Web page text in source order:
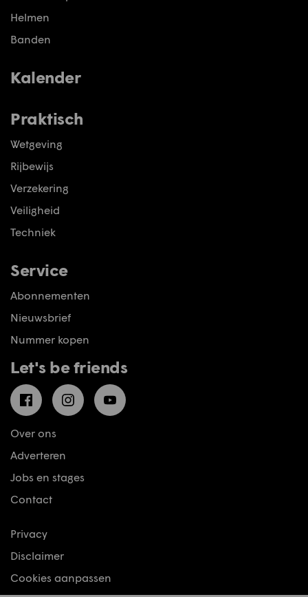
Helmen
Banden
Kalender
Praktisch
Wetgeving
Rijbewijs
Verzekering
Veiligheid
Techniek
Service
Abonnementen
Nieuwsbrief
Nummer kopen
Let's be friends
FacebookInstagramYouTube
Over ons
Adverteren
Jobs en stages
Contact
Privacy
Disclaimer
Cookies aanpassen